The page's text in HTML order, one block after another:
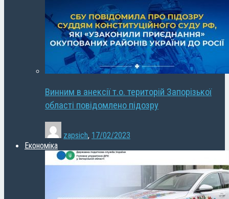
Винним в анексії т.о. територій Запорізької
області повідомлено підозру
zapsich, 17/02/2023
Економіка